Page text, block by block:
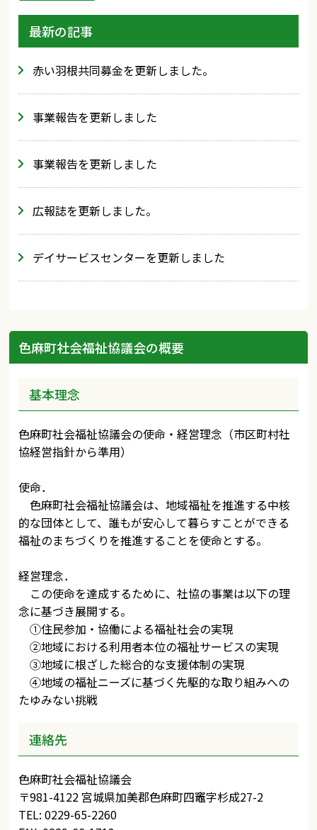
最新の記事
赤い羽根共同募金を更新しました。
事業報告を更新しました
事業報告を更新しました
広報誌を更新しました。
デイサービスセンターを更新しました
色麻町社会福祉協議会の概要
基本理念
色麻町社会福祉協議会の使命・経営理念（市区町村社
協経営指針から準用）
使命．
色麻町社会福祉協議会は、地域福祉を推進する中核
的な団体として、誰もが安心して暮らすことができる
福祉のまちづくりを推進することを使命とする。
経営理念．
この使命を達成するために、社協の事業は以下の理
念に基づき展開する。
①住民参加・協働による福祉社会の実現
②地域における利用者本位の福祉サービスの実現
③地域に根ざした総合的な支援体制の実現
④地域の福祉ニーズに基づく先駆的な取り組みへの
たゆみない挑戦
連絡先
色麻町社会福祉協議会
〒981-4122 宮城県加美郡色麻町四竈字杉成27-2
TEL: 0229-65-2260